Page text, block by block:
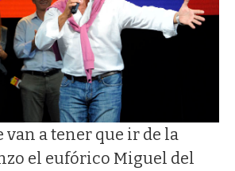
van a tener que ir de la
el eufórico Miguel del